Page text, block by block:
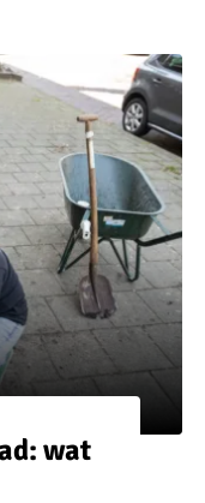
wat